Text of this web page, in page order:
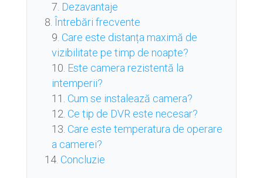
Dezavantaje
Întrebări frecvente
Care este distanța maximă de
vizibilitate pe timp de noapte?
Este camera rezistentă la
intemperii?
Cum se instalează camera?
Ce tip de DVR este necesar?
Care este temperatura de operare
a camerei?
Concluzie